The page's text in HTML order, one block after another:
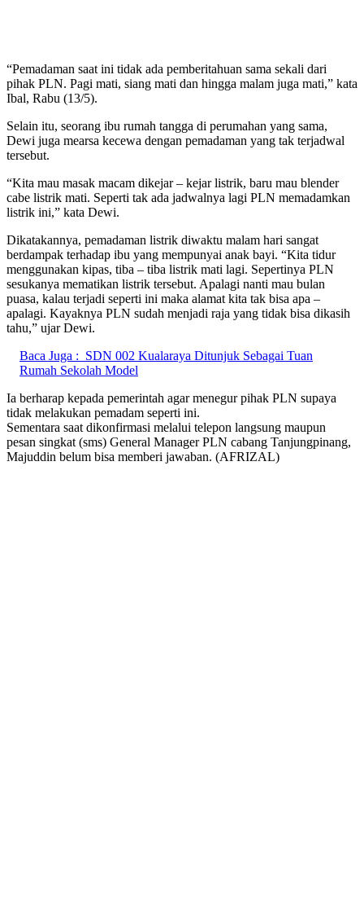
“Pemadaman saat ini tidak ada pemberitahuan sama sekali dari
pihak PLN. Pagi mati, siang mati dan hingga malam juga mati,” kata
Ibal, Rabu (13/5).
Selain itu, seorang ibu rumah tangga di perumahan yang sama,
Dewi juga mearsa kecewa dengan pemadaman yang tak terjadwal
tersebut.
“Kita mau masak macam dikejar – kejar listrik, baru mau blender
cabe listrik mati. Seperti tak ada jadwalnya lagi PLN memadamkan
listrik ini,” kata Dewi.
Dikatakannya, pemadaman listrik diwaktu malam hari sangat
berdampak terhadap ibu yang mempunyai anak bayi. “Kita tidur
menggunakan kipas, tiba – tiba listrik mati lagi. Sepertinya PLN
sesukanya mematikan listrik tersebut. Apalagi nanti mau bulan
puasa, kalau terjadi seperti ini maka alamat kita tak bisa apa –
apalagi. Kayaknya PLN sudah menjadi raja yang tidak bisa dikasih
tahu,” ujar Dewi.
Baca Juga : SDN 002 Kualaraya Ditunjuk Sebagai Tuan
Rumah Sekolah Model
Ia berharap kepada pemerintah agar menegur pihak PLN supaya
tidak melakukan pemadam seperti ini.
Sementara saat dikonfirmasi melalui telepon langsung maupun
pesan singkat (sms) General Manager PLN cabang Tanjungpinang,
Majuddin belum bisa memberi jawaban. (AFRIZAL)